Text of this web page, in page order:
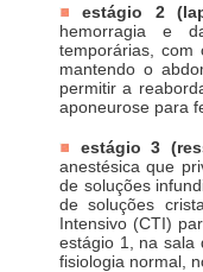
estágio 2
hemorragia e
temporárias, com
mantendo o
permitir a
aponeurose para
estágio 3
anestésica que
de soluções
de soluções
Intensivo (CTI)
estágio 1, na sala
fisiologia normal,